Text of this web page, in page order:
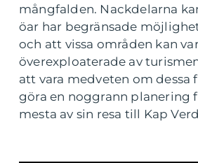
mångfalden. Nackdelarna
öar har begränsade
och att vissa områden kan
överexploaterade av
att vara medveten om dessa
göra en noggrann planering
mesta av sin resa till Kap